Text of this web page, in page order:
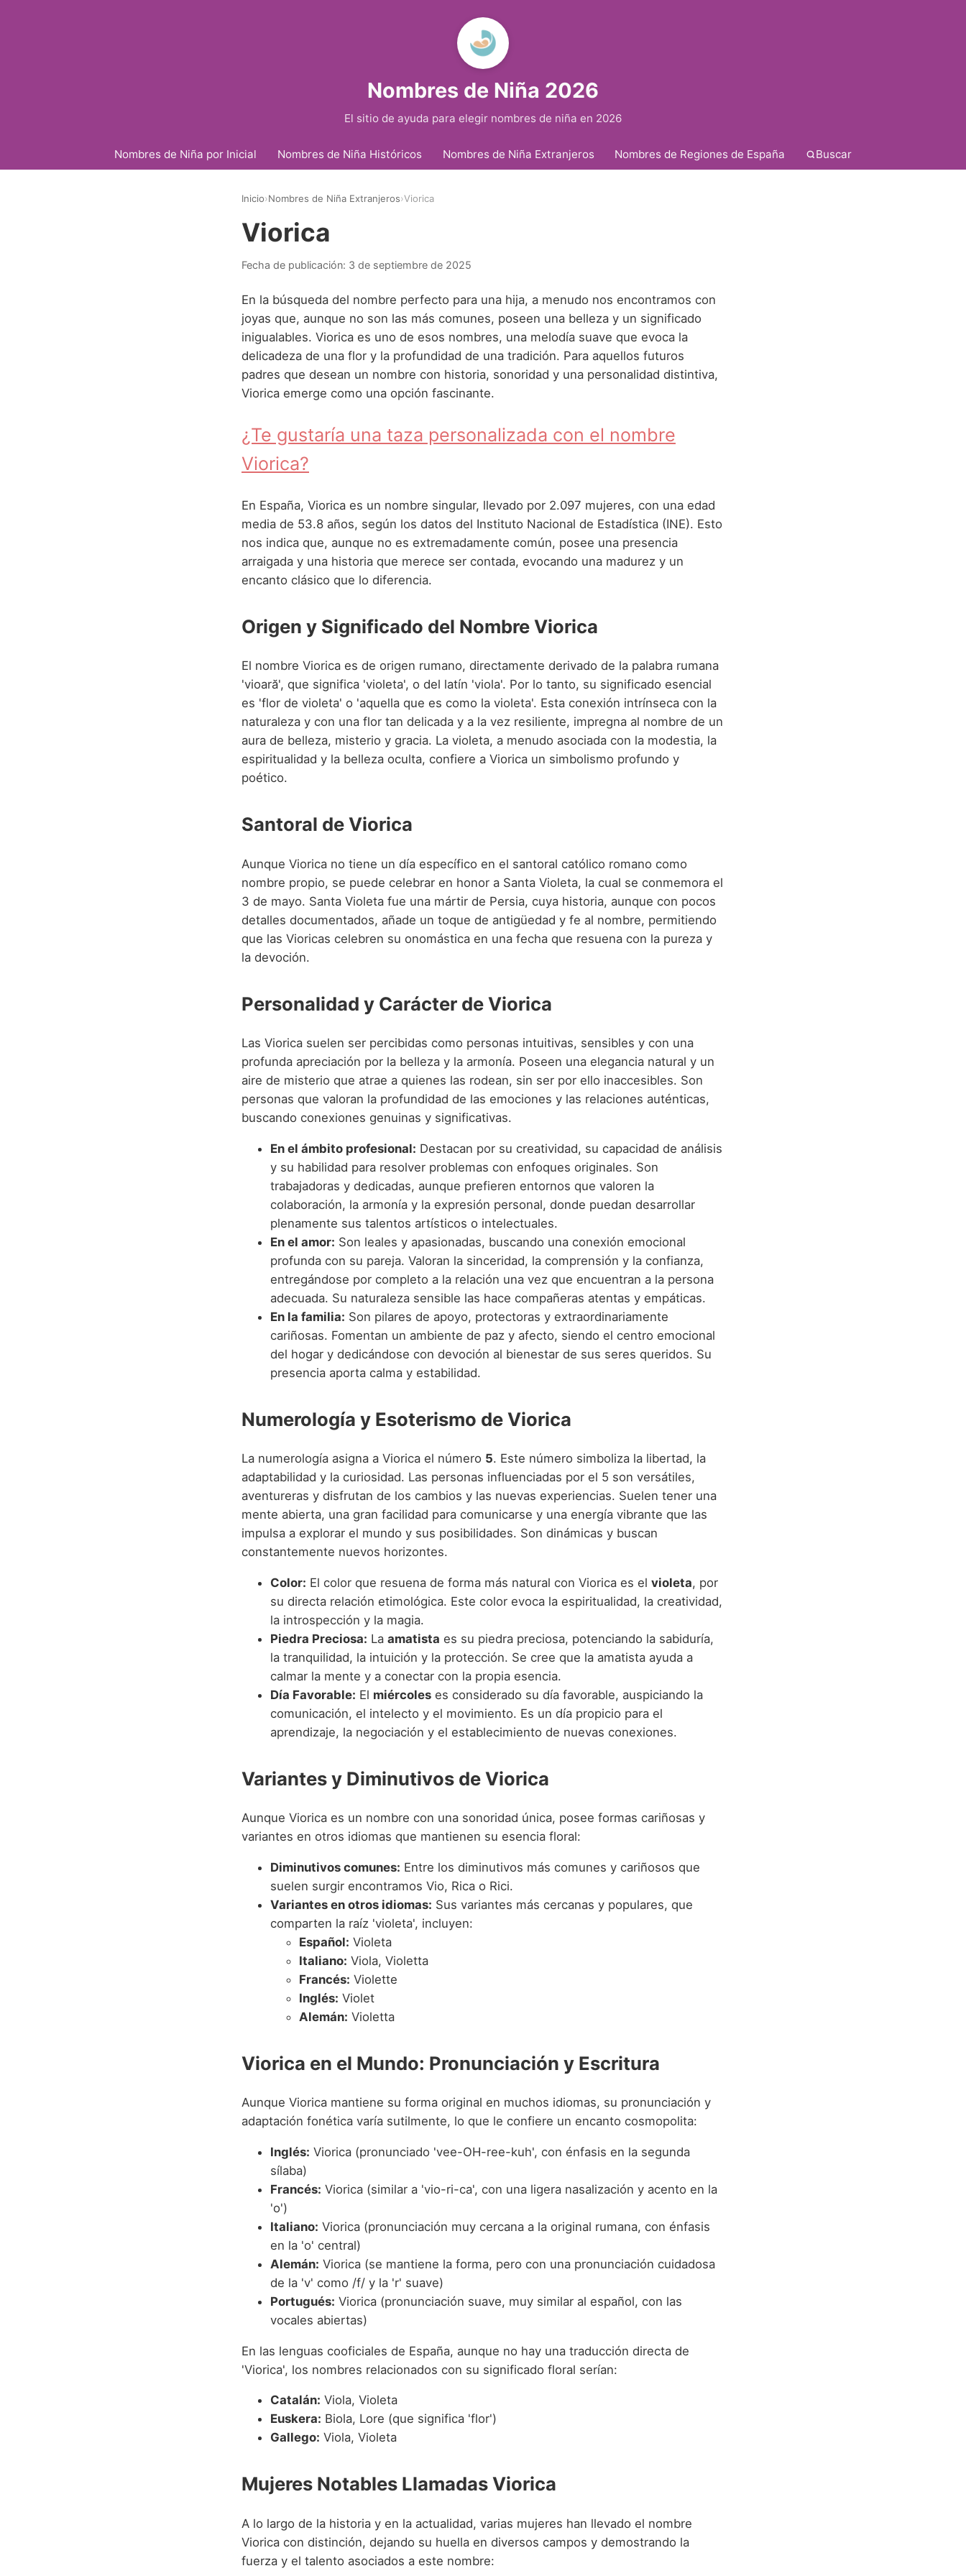
Nombres de Niña 2026
El sitio de ayuda para elegir nombres de niña en 2026
Nombres de Niña por Inicial Nombres de Niña Históricos Nombres de Niña Extranjeros Nombres de Regiones de España Buscar
Inicio›Nombres de Niña Extranjeros›Viorica
Viorica
Fecha de publicación: 3 de septiembre de 2025
En la búsqueda del nombre perfecto para una hija, a menudo nos encontramos con
joyas que, aunque no son las más comunes, poseen una belleza y un significado
inigualables. Viorica es uno de esos nombres, una melodía suave que evoca la
delicadeza de una flor y la profundidad de una tradición. Para aquellos futuros
padres que desean un nombre con historia, sonoridad y una personalidad distintiva,
Viorica emerge como una opción fascinante.
¿Te gustaría una taza personalizada con el nombre
Viorica?
En España, Viorica es un nombre singular, llevado por 2.097 mujeres, con una edad
media de 53.8 años, según los datos del Instituto Nacional de Estadística (INE). Esto
nos indica que, aunque no es extremadamente común, posee una presencia
arraigada y una historia que merece ser contada, evocando una madurez y un
encanto clásico que lo diferencia.
Origen y Significado del Nombre Viorica
El nombre Viorica es de origen rumano, directamente derivado de la palabra rumana
'vioară', que significa 'violeta', o del latín 'viola'. Por lo tanto, su significado esencial
es 'flor de violeta' o 'aquella que es como la violeta'. Esta conexión intrínseca con la
naturaleza y con una flor tan delicada y a la vez resiliente, impregna al nombre de un
aura de belleza, misterio y gracia. La violeta, a menudo asociada con la modestia, la
espiritualidad y la belleza oculta, confiere a Viorica un simbolismo profundo y
poético.
Santoral de Viorica
Aunque Viorica no tiene un día específico en el santoral católico romano como
nombre propio, se puede celebrar en honor a Santa Violeta, la cual se conmemora el
3 de mayo. Santa Violeta fue una mártir de Persia, cuya historia, aunque con pocos
detalles documentados, añade un toque de antigüedad y fe al nombre, permitiendo
que las Vioricas celebren su onomástica en una fecha que resuena con la pureza y
la devoción.
Personalidad y Carácter de Viorica
Las Viorica suelen ser percibidas como personas intuitivas, sensibles y con una
profunda apreciación por la belleza y la armonía. Poseen una elegancia natural y un
aire de misterio que atrae a quienes las rodean, sin ser por ello inaccesibles. Son
personas que valoran la profundidad de las emociones y las relaciones auténticas,
buscando conexiones genuinas y significativas.
En el ámbito profesional: Destacan por su creatividad, su capacidad de análisis
y su habilidad para resolver problemas con enfoques originales. Son
trabajadoras y dedicadas, aunque prefieren entornos que valoren la
colaboración, la armonía y la expresión personal, donde puedan desarrollar
plenamente sus talentos artísticos o intelectuales.
En el amor: Son leales y apasionadas, buscando una conexión emocional
profunda con su pareja. Valoran la sinceridad, la comprensión y la confianza,
entregándose por completo a la relación una vez que encuentran a la persona
adecuada. Su naturaleza sensible las hace compañeras atentas y empáticas.
En la familia: Son pilares de apoyo, protectoras y extraordinariamente
cariñosas. Fomentan un ambiente de paz y afecto, siendo el centro emocional
del hogar y dedicándose con devoción al bienestar de sus seres queridos. Su
presencia aporta calma y estabilidad.
Numerología y Esoterismo de Viorica
La numerología asigna a Viorica el número 5. Este número simboliza la libertad, la
adaptabilidad y la curiosidad. Las personas influenciadas por el 5 son versátiles,
aventureras y disfrutan de los cambios y las nuevas experiencias. Suelen tener una
mente abierta, una gran facilidad para comunicarse y una energía vibrante que las
impulsa a explorar el mundo y sus posibilidades. Son dinámicas y buscan
constantemente nuevos horizontes.
Color: El color que resuena de forma más natural con Viorica es el violeta, por
su directa relación etimológica. Este color evoca la espiritualidad, la creatividad,
la introspección y la magia.
Piedra Preciosa: La amatista es su piedra preciosa, potenciando la sabiduría,
la tranquilidad, la intuición y la protección. Se cree que la amatista ayuda a
calmar la mente y a conectar con la propia esencia.
Día Favorable: El miércoles es considerado su día favorable, auspiciando la
comunicación, el intelecto y el movimiento. Es un día propicio para el
aprendizaje, la negociación y el establecimiento de nuevas conexiones.
Variantes y Diminutivos de Viorica
Aunque Viorica es un nombre con una sonoridad única, posee formas cariñosas y
variantes en otros idiomas que mantienen su esencia floral:
Diminutivos comunes: Entre los diminutivos más comunes y cariñosos que
suelen surgir encontramos Vio, Rica o Rici.
Variantes en otros idiomas: Sus variantes más cercanas y populares, que
comparten la raíz 'violeta', incluyen:
Español: Violeta
Italiano: Viola, Violetta
Francés: Violette
Inglés: Violet
Alemán: Violetta
Viorica en el Mundo: Pronunciación y Escritura
Aunque Viorica mantiene su forma original en muchos idiomas, su pronunciación y
adaptación fonética varía sutilmente, lo que le confiere un encanto cosmopolita:
Inglés: Viorica (pronunciado 'vee-OH-ree-kuh', con énfasis en la segunda
sílaba)
Francés: Viorica (similar a 'vio-ri-ca', con una ligera nasalización y acento en la
'o')
Italiano: Viorica (pronunciación muy cercana a la original rumana, con énfasis
en la 'o' central)
Alemán: Viorica (se mantiene la forma, pero con una pronunciación cuidadosa
de la 'v' como /f/ y la 'r' suave)
Portugués: Viorica (pronunciación suave, muy similar al español, con las
vocales abiertas)
En las lenguas cooficiales de España, aunque no hay una traducción directa de
'Viorica', los nombres relacionados con su significado floral serían:
Catalán: Viola, Violeta
Euskera: Biola, Lore (que significa 'flor')
Gallego: Viola, Violeta
Mujeres Notables Llamadas Viorica
A lo largo de la historia y en la actualidad, varias mujeres han llevado el nombre
Viorica con distinción, dejando su huella en diversos campos y demostrando la
fuerza y el talento asociados a este nombre: